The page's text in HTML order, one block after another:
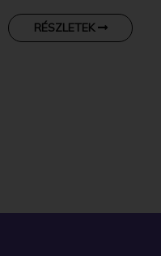
RÉSZLETEK